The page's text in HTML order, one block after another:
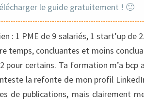
DÉPASSE
TOUTES
MES
ESPÉRANCES
le guide gratuitement ! 🙂
: 1 PME de 9 salariés, 1 start’up de
temps, concluantes et moins
pour certains. Ta formation m’a
la refonte de mon profil
de publications, mais clairement